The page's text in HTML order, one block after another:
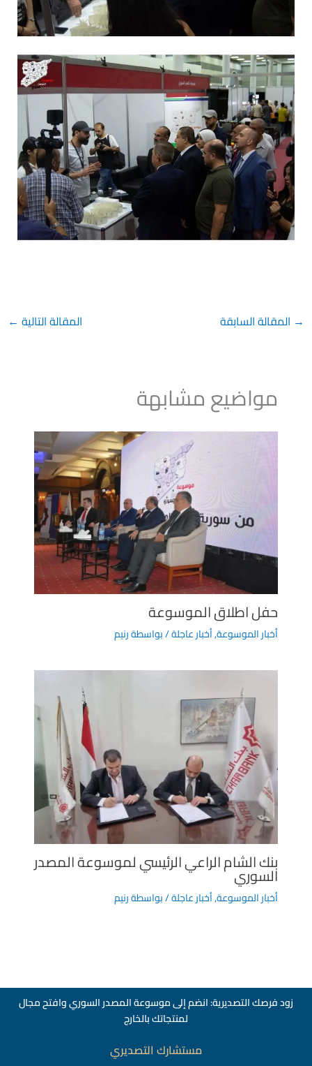
→ المقالة السابقة المقالة التالية ←
مواضيع مشابهة
حفل اطلاق الموسوعة
أخبار الموسوعة,أخبار عاجلة/ بواسطةرنيم
بنك الشام الراعي الرئيسي لموسوعة المصدر
السوري
أخبار الموسوعة,أخبار عاجلة/ بواسطةرنيم
زود فرصك التصديرية: انضم إلى موسوعة المصدر السوري وافتح مجال
لمنتجاتك بالخارج
مستشارك التصديري